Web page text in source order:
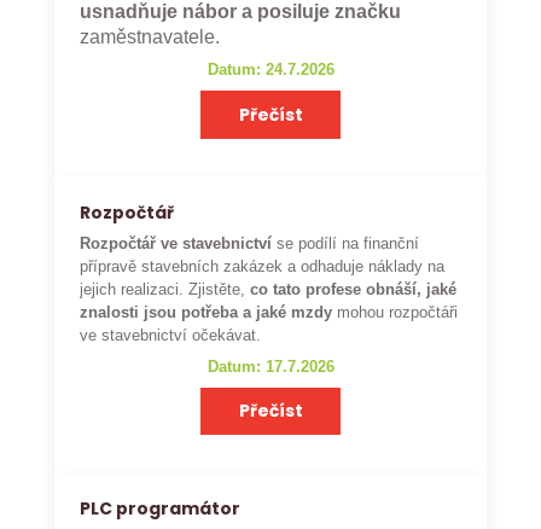
usnadňuje nábor a posiluje značku
zaměstnavatele.
Datum: 24.7.2026
Přečíst
Rozpočtář
Rozpočtář ve stavebnictví se podílí na finanční
přípravě stavebních zakázek a odhaduje náklady na
jejich realizaci. Zjistěte,co tato profese obnáší, jaké
znalosti jsou potřeba a jaké mzdy mohou rozpočtáři
ve stavebnictví očekávat.
Datum: 17.7.2026
Přečíst
PLC programátor